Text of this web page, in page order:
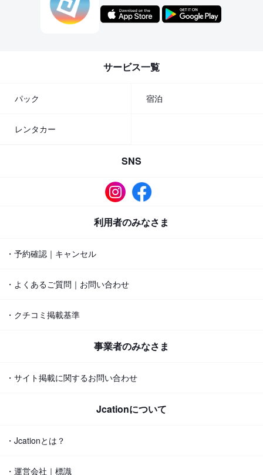
サービス一覧
パック 宿泊
レンタカー
SNS
利用者のみなさま
・予約確認｜キャンセル
・よくあるご質問｜お問い合わせ
・クチコミ掲載基準
事業者のみなさま
・サイト掲載に関するお問い合わせ
Jcationについて
・Jcationとは？
・運営会社｜標識